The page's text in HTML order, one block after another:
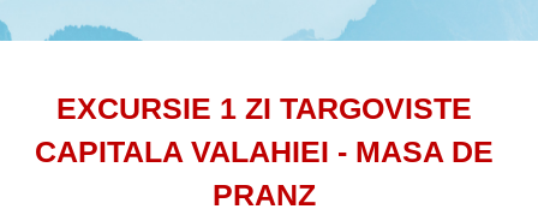
EXCURSIE 1 ZI TARGOVISTE
CAPITALA VALAHIEI - MASA DE
PRANZ